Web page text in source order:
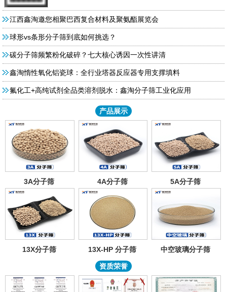
江西鑫淘邀您相聚巴西复合材料及聚氨酯展览会
球形vs条形分子筛到底如何挑选？
碳分子筛频繁粉化破碎？七大核心诱因一次性讲清
鑫淘惰性氧化铝瓷球：全行业塔器反应器专用支撑填料
氟化工+高纯试剂全品类溶剂脱水：鑫淘分子筛工业化应用
产品展示
3A分子筛 4A分子筛 5A分子筛
13X分子筛 13X-HP 分子筛 中空玻璃分子筛
资质荣誉